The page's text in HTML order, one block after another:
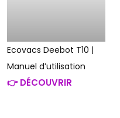
Ecovacs Deebot T10 |
Manuel d’utilisation
👉 DÉCOUVRIR